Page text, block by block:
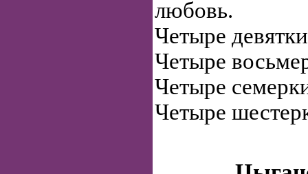
любовь.
Четыре
Четыре
Четыре
Четыре